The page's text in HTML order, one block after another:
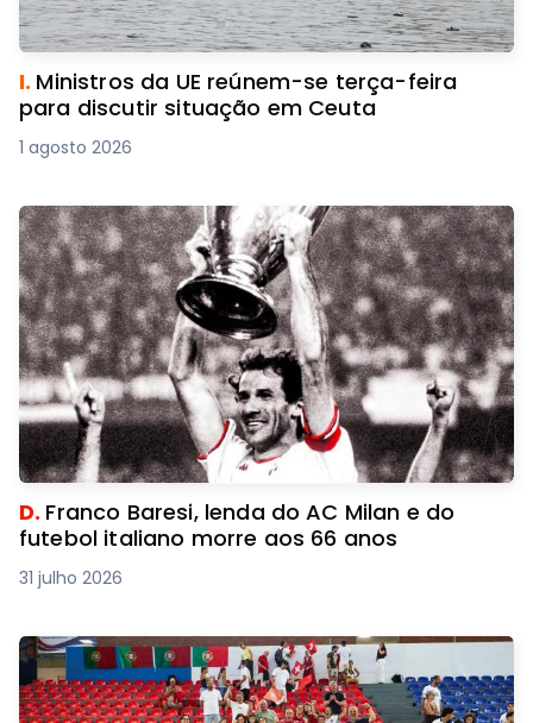
I. Ministros da UE reúnem-se terça-feira
para discutir situação em Ceuta
1 agosto 2026
D. Franco Baresi, lenda do AC Milan e do
futebol italiano morre aos 66 anos
31 julho 2026